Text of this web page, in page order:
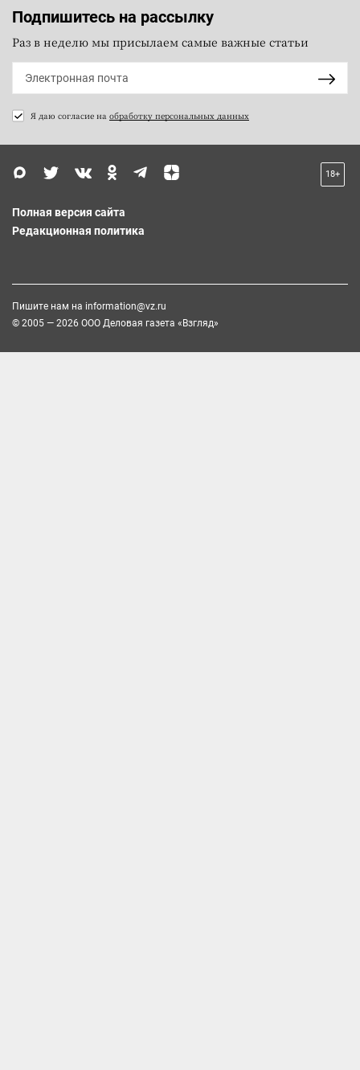
Подпишитесь на рассылку
Раз в неделю мы присылаем самые важные статьи
Я даю согласие на обработку персональных данных
18+
Полная версия сайта
Редакционная политика
Пишите нам на information@vz.ru
© 2005 — 2026 ООО Деловая газета «Взгляд»